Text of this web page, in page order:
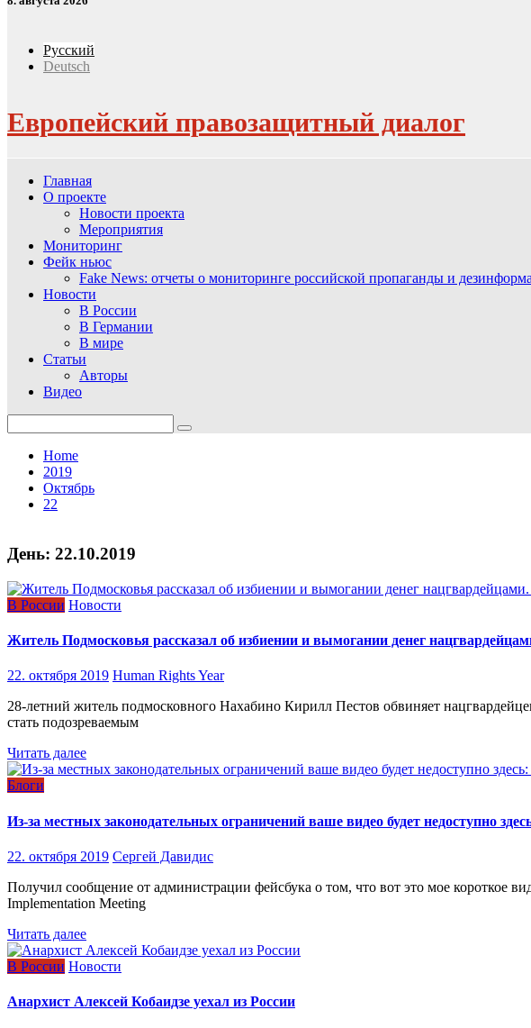
Русский
Deutsch
Европейский правозащитный диалог
Главная
О проекте
Новости проекта
Мероприятия
Мониторинг
Фейк ньюс
Fake News: отчеты о мониторинге российской пропаганды и
Новости
В России
В Германии
В мире
Статьи
Авторы
Видео
for:
Home
2019
Октябрь
22
День: 22.10.2019
В России Новости
Житель Подмосковья рассказал об избиении и вымогании денег
22. октября 2019 Human Rights Year
​28-летний житель подмосковного Нахабино Кирилл Пестов обвиняет
стать подозреваемым
Читать далее
Блоги
Из-за местных законодательных ограничений ваше видео будет недоступно
22. октября 2019 Сергей Давидис
Получил сообщение от администрации фейсбука о том, что вот это мое
Implementation Meeting
Читать далее
В России Новости
Анархист Алексей Кобаидзе уехал из России